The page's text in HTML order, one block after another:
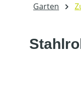
Garten
Bildergalerie